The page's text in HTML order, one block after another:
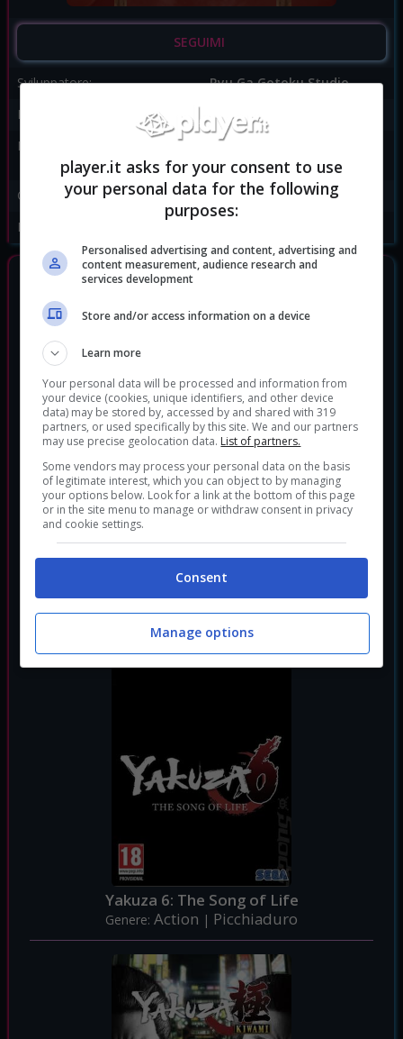
SEGUIMI
Sviluppatore:
Ryu Ga Gotoku Studio
Publisher:
Sega
Disponibile per:
PC,
Xbox Series X
Genere:
Action| Picchiaduro
Data di rilascio:
GIOCHI SIMILI
Judgment
Genere:Avventura|Picchiaduro
Yakuza 6: The Song of Life
Genere: Action | Picchiaduro
player.it asks for your consent to use
your personal data for the following
purposes:
Personalised advertising and content, advertising and
content measurement, audience research and
services development
Store and/or access information on a device
Learn more
Your personal data will be processed and information from
your device (cookies, unique identifiers, and other device
data) may be stored by, accessed by and shared with 319
partners, or used specifically by this site. We and our partners
may use precise geolocation data. List of partners.
Some vendors may process your personal data on the basis
of legitimate interest, which you can object to by managing
your options below. Look for a link at the bottom of this page
or in the site menu to manage or withdraw consent in privacy
and cookie settings.
Consent
Manage options